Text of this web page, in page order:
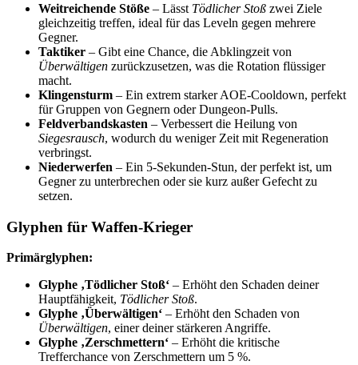
Weitreichende Stöße – Lässt Tödlicher Stoß zwei Ziele
gleichzeitig treffen, ideal für das Leveln gegen mehrere
Gegner.
Taktiker – Gibt eine Chance, die Abklingzeit von
Überwältigen zurückzusetzen, was die Rotation flüssiger
macht.
Klingensturm – Ein extrem starker AOE-Cooldown, perfekt
für Gruppen von Gegnern oder Dungeon-Pulls.
Feldverbandskasten – Verbessert die Heilung von
Siegesrausch, wodurch du weniger Zeit mit Regeneration
verbringst.
Niederwerfen – Ein 5-Sekunden-Stun, der perfekt ist, um
Gegner zu unterbrechen oder sie kurz außer Gefecht zu
setzen.
Glyphen für Waffen-Krieger
Primärglyphen:
Glyphe ‚Tödlicher Stoß‘ – Erhöht den Schaden deiner
Hauptfähigkeit, Tödlicher Stoß.
Glyphe ‚Überwältigen‘ – Erhöht den Schaden von
Überwältigen, einer deiner stärkeren Angriffe.
Glyphe ‚Zerschmettern‘ – Erhöht die kritische
Trefferchance von Zerschmettern um 5 %.